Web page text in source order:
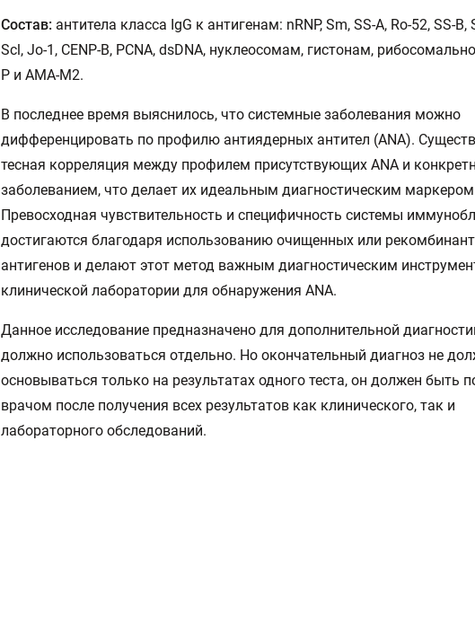
Состав: антитела класса IgG к антигенам: nRNP, Sm, SS-A, Ro-52, SS-B,
Scl, Jo-1, CENР-B, PCNA, dsDNA, нуклеосомам, гистонам,
Р и AMA-M2.
В последнее время выяснилось, что системные заболевания можно
дифференцировать по профилю антиядерных антител (ANA).
тесная корреляция между профилем присутствующих ANA и
заболеванием, что делает их идеальным диагностическим
Превосходная чувствительность и специфичность системы
достигаются благодаря использованию очищенных или
антигенов и делают этот метод важным диагностическим
клинической лаборатории для обнаружения ANA.
Данное исследование предназначено для дополнительной
должно использоваться отдельно. Но окончательный диагноз не
основываться только на результатах одного теста, он должен быть
врачом после получения всех результатов как клинического, так и
лабораторного обследований.